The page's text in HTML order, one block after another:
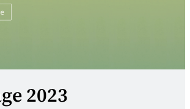
2023